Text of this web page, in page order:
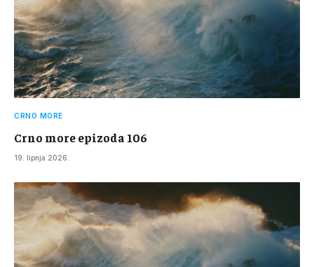
CRNO MORE
Crno more epizoda 106
19. lipnja 2026.